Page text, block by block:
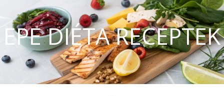
EPE DIÉTA RECEPTEK